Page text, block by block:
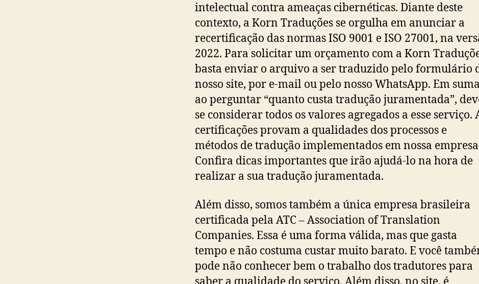
intelectual contra ameaças cibernéticas. Diante deste
contexto, a Korn Traduções se orgulha em anunciar a
recertificação das normas ISO 9001 e ISO 27001, na
2022. Para solicitar um orçamento com a Korn
basta enviar o arquivo a ser traduzido pelo formulário
nosso site, por e-mail ou pelo nosso WhatsApp. Em
ao perguntar “quanto custa tradução juramentada”,
se considerar todos os valores agregados a esse serviço.
certificações provam a qualidades dos processos e
métodos de tradução implementados em nossa
Confira dicas importantes que irão ajudá-lo na hora de
realizar a sua tradução juramentada.
Além disso, somos também a única empresa brasileira
certificada pela ATC – Association of Translation
Companies. Essa é uma forma válida, mas que gasta
tempo e não costuma custar muito barato. E você
pode não conhecer bem o trabalho dos tradutores para